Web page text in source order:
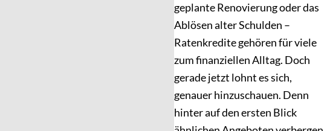
geplante Renovierung oder das
Ablösen alter Schulden –
Ratenkredite gehören für viele
zum finanziellen Alltag. Doch
gerade jetzt lohnt es sich,
genauer hinzuschauen. Denn
hinter auf den ersten Blick